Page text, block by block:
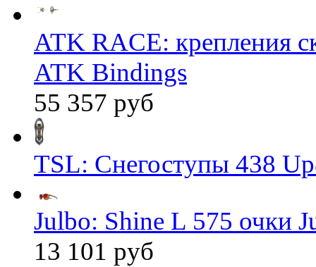
ATK RACE: крепления
ATK Bindings
55 357 руб
TSL: Снегоступы 438
Julbo: Shine L 575 очки
13 101 руб